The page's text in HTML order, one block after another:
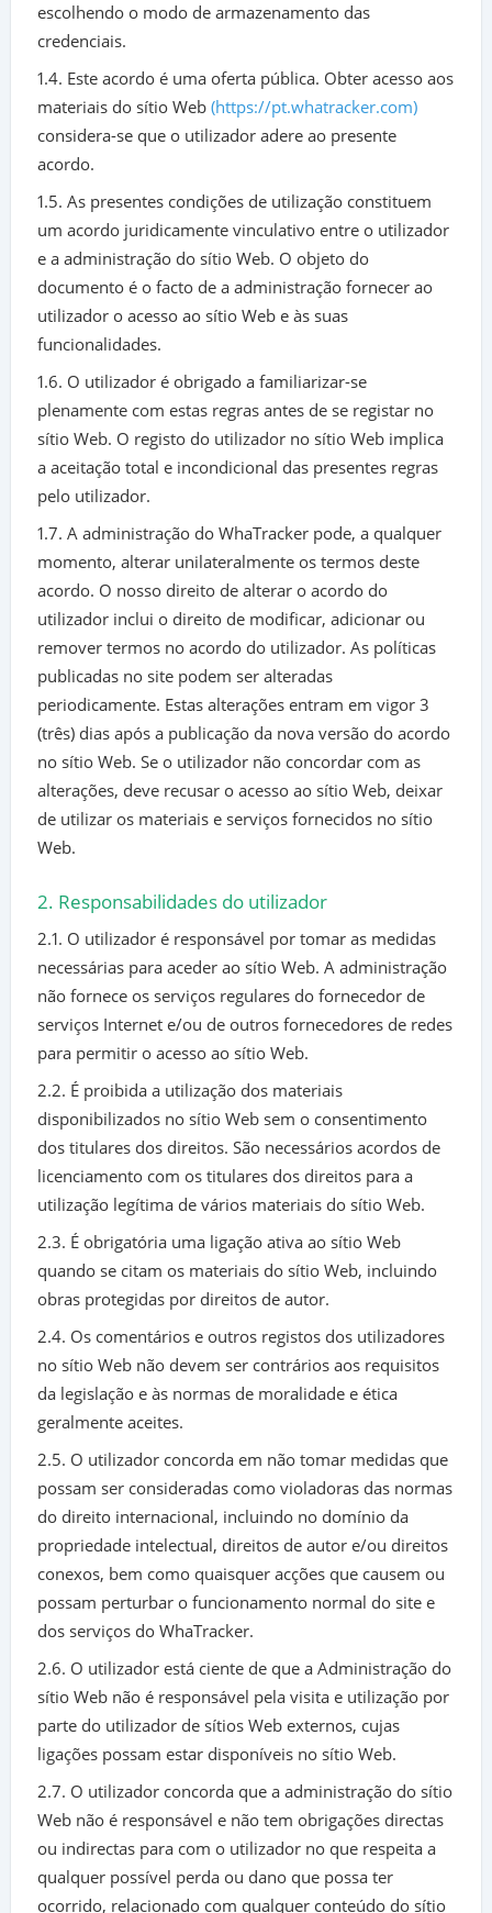
escolhendo o modo de armazenamento das
credenciais.
1.4. Este acordo é uma oferta pública. Obter acesso aos
materiais do sítio Web (https://pt.whatracker.com)
considera-se que o utilizador adere ao presente
acordo.
1.5. As presentes condições de utilização constituem
um acordo juridicamente vinculativo entre o utilizador
e a administração do sítio Web. O objeto do
documento é o facto de a administração fornecer ao
utilizador o acesso ao sítio Web e às suas
funcionalidades.
1.6. O utilizador é obrigado a familiarizar-se
plenamente com estas regras antes de se registar no
sítio Web. O registo do utilizador no sítio Web implica
a aceitação total e incondicional das presentes regras
pelo utilizador.
1.7. A administração do WhaTracker pode, a qualquer
momento, alterar unilateralmente os termos deste
acordo. O nosso direito de alterar o acordo do
utilizador inclui o direito de modificar, adicionar ou
remover termos no acordo do utilizador. As políticas
publicadas no site podem ser alteradas
periodicamente. Estas alterações entram em vigor 3
(três) dias após a publicação da nova versão do acordo
no sítio Web. Se o utilizador não concordar com as
alterações, deve recusar o acesso ao sítio Web, deixar
de utilizar os materiais e serviços fornecidos no sítio
Web.
2. Responsabilidades do utilizador
2.1. O utilizador é responsável por tomar as medidas
necessárias para aceder ao sítio Web. A administração
não fornece os serviços regulares do fornecedor de
serviços Internet e/ou de outros fornecedores de redes
para permitir o acesso ao sítio Web.
2.2. É proibida a utilização dos materiais
disponibilizados no sítio Web sem o consentimento
dos titulares dos direitos. São necessários acordos de
licenciamento com os titulares dos direitos para a
utilização legítima de vários materiais do sítio Web.
2.3. É obrigatória uma ligação ativa ao sítio Web
quando se citam os materiais do sítio Web, incluindo
obras protegidas por direitos de autor.
2.4. Os comentários e outros registos dos utilizadores
no sítio Web não devem ser contrários aos requisitos
da legislação e às normas de moralidade e ética
geralmente aceites.
2.5. O utilizador concorda em não tomar medidas que
possam ser consideradas como violadoras das normas
do direito internacional, incluindo no domínio da
propriedade intelectual, direitos de autor e/ou direitos
conexos, bem como quaisquer acções que causem ou
possam perturbar o funcionamento normal do site e
dos serviços do WhaTracker.
2.6. O utilizador está ciente de que a Administração do
sítio Web não é responsável pela visita e utilização por
parte do utilizador de sítios Web externos, cujas
ligações possam estar disponíveis no sítio Web.
2.7. O utilizador concorda que a administração do sítio
Web não é responsável e não tem obrigações directas
ou indirectas para com o utilizador no que respeita a
qualquer possível perda ou dano que possa ter
ocorrido, relacionado com qualquer conteúdo do sítio